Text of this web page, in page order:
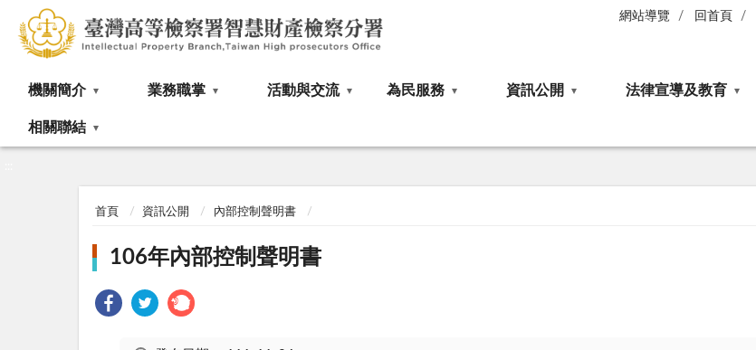
網站導覽 回首頁
機關簡介 業務職掌 活動與交流 為民服務 資訊公開 法律宣導及教育
相關聯結
首頁 資訊公開 內部控制聲明書
106年內部控制聲明書